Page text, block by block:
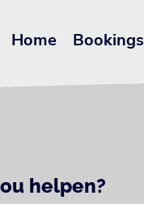
Home Bookings
helpen?